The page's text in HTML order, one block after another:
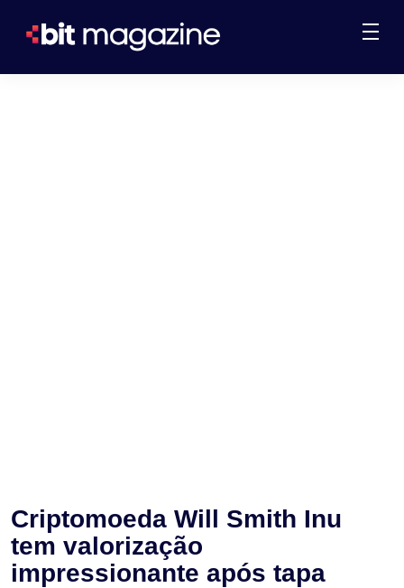
Criptomoeda Will Smith Inu
tem valorização
impressionante após tapa